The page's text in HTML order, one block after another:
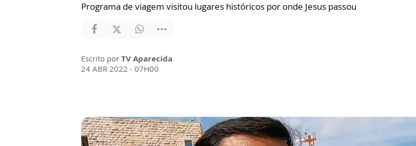
Programa de viagem visitou lugares históricos por onde Jesus passou
Escrito por TV Aparecida
24 ABR 2022 - 07H00